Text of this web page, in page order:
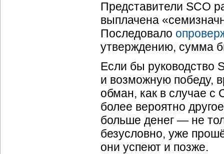
Представители SCO
выплачена
Последовало
утверждению, сумма
Если бы руководство
и возможную победу,
обман, как в случае
более вероятно
больше денег — не
безусловно, уже
они успеют и позже.